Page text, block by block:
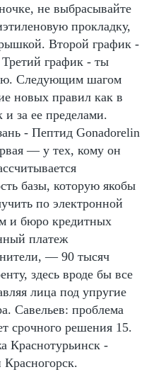
не выбрасывайте
прокладку,
Второй график -
график - ты
Следующим шагом
новых правил как в
и за ее пределами.
- Пептид Gonadorelin
— у тех, кому он
базы, которую якобы
по электронной
и бюро кредитных
платеж
— 90 тысяч
здесь вроде бы все
лица под упругие
Савельев: проблема
срочного решения 15.
Краснотурьинск -